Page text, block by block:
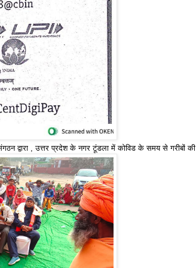
द्वारा , उत्तर प्रदेश के नगर टूंडला में कोविड के समय से गरीबों की